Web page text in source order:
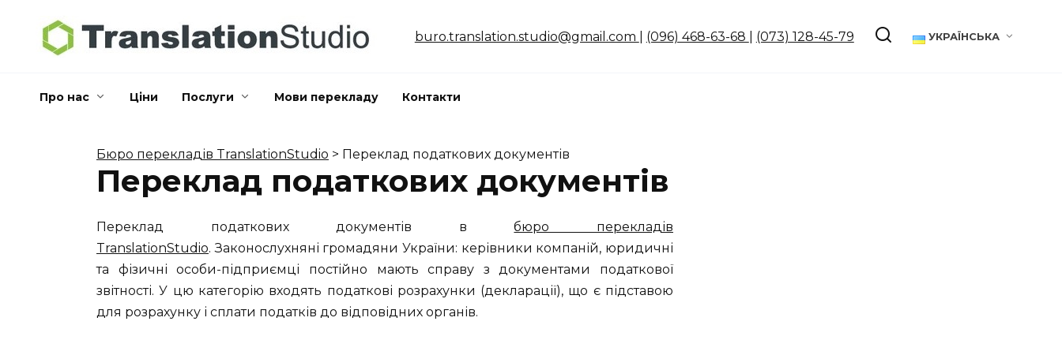
content
buro.translation.studio@gmail.com (096) 468-63-68 (073) 128-45-79 УКРАЇНСЬКА
Про нас Ціни Послуги Мови перекладу Контакти
Бюро перекладів TranslationStudio > Переклад податкових документів
Переклад податкових документів
Переклад податкових документів вбюро перекладів
TranslationStudio. Законослухняні громадяни України: керівники компаній, юридичні
та фізичні особи-підприємці постійно мають справу з документами податкової
звітності. У цю категорію входять податкові розрахунки (декларації), що є підставою
для розрахунку і сплати податків до відповідних органів.